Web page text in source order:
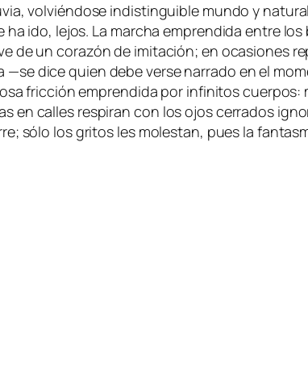
vol­vién­do­se in­dis­tin­gui­ble mun­do y
ido, le­jos. La mar­cha em­pren­di­da en­tre
de un co­ra­zón de imi­ta­ción; en oca­sio­nes
—se di­ce quien de­be ver­se na­rra­do en el
fric­ción em­pren­di­da por in­fi­ni­tos
en ca­lles res­pi­ran con los ojos ce­rra­dos
só­lo los gri­tos les mo­les­tan, pues la